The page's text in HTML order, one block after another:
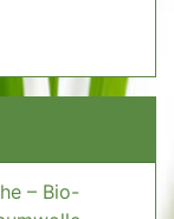
– Bio-